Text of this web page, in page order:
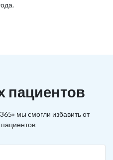
пациентов
мы смогли избавить от